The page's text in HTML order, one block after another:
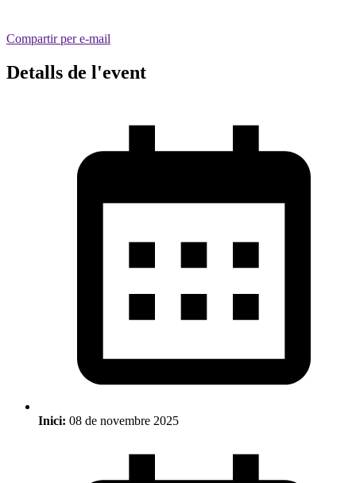
Compartir per e-mail
Detalls de l'event
Inici: 08 de novembre 2025